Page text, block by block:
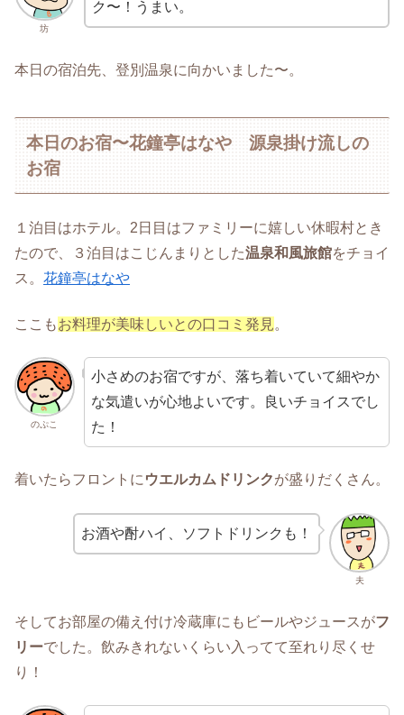
坊
ク〜！うまい。
本日の宿泊先、登別温泉に向かいました〜。
本日のお宿〜花鐘亭はなや 源泉掛け流しの
お宿
１泊目はホテル。2日目はファミリーに嬉しい休暇村とき
たので、３泊目はこじんまりとした温泉和風旅館をチョイ
ス。 花鐘亭はなや
ここもお料理が美味しいとの口コミ発見。
のぷこ
小さめのお宿ですが、落ち着いていて細やか
な気遣いが心地よいです。良いチョイスでし
た！
着いたらフロントに ウエルカムドリンクが盛りだくさん。
夫
お酒や酎ハイ、ソフトドリンクも！
そしてお部屋の備え付け冷蔵庫にもビールやジュースがフ
リーでした。飲みきれないくらい入ってて至れり尽くせ
り！